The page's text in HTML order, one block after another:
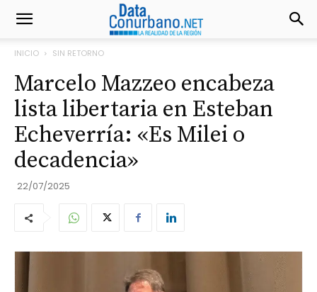
INICIO SIN RETORNO
Marcelo Mazzeo encabeza
lista libertaria en Esteban
Echeverría: «Es Milei o
decadencia»
22/07/2025